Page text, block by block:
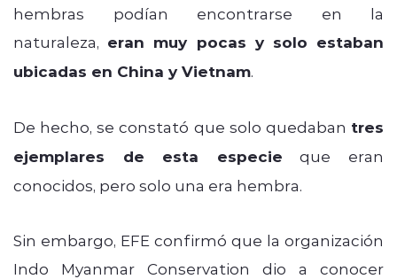
hembras podían encontrarse en la
naturaleza, eran muy pocas y solo estaban
ubicadas en China y Vietnam.
De hecho, se constató que solo quedaban tres
ejemplares de esta especie
que eran
conocidos, pero solo una era hembra.
Sin embargo, EFE confirmó que la organización
Indo Myanmar Conservation dio a conocer